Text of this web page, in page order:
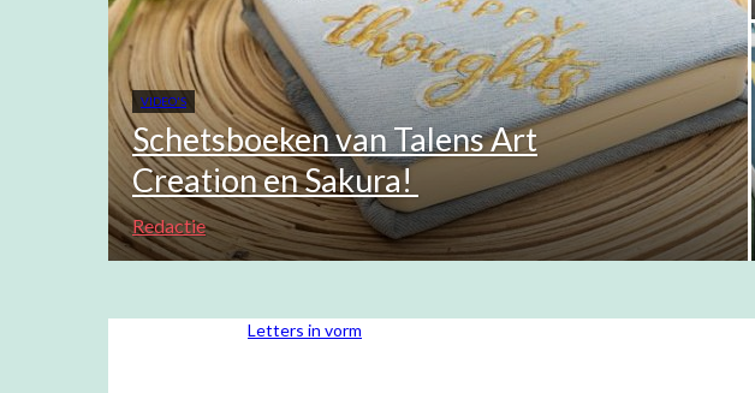
VIDEO'S
Schetsboeken van Talens Art
Creation en Sakura!
Redactie
Letters in vorm